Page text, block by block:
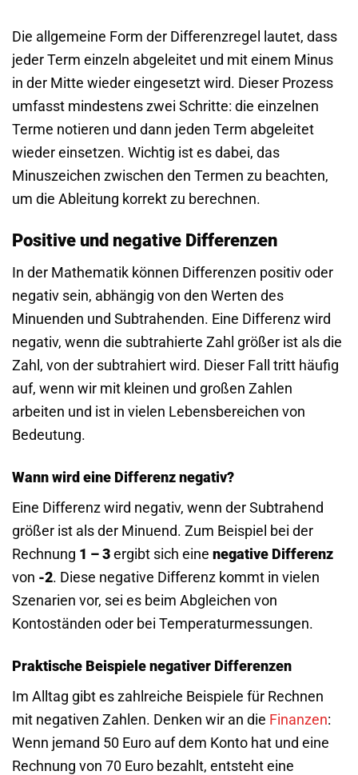
Die allgemeine Form der Differenzregel lautet, dass
jeder Term einzeln abgeleitet und mit einem Minus
in der Mitte wieder eingesetzt wird. Dieser Prozess
umfasst mindestens zwei Schritte: die einzelnen
Terme notieren und dann jeden Term abgeleitet
wieder einsetzen. Wichtig ist es dabei, das
Minuszeichen zwischen den Termen zu beachten,
um die Ableitung korrekt zu berechnen.
Positive und negative Differenzen
In der Mathematik können Differenzen positiv oder
negativ sein, abhängig von den Werten des
Minuenden und Subtrahenden. Eine Differenz wird
negativ, wenn die subtrahierte Zahl größer ist als die
Zahl, von der subtrahiert wird. Dieser Fall tritt häufig
auf, wenn wir mit kleinen und großen Zahlen
arbeiten und ist in vielen Lebensbereichen von
Bedeutung.
Wann wird eine Differenz negativ?
Eine Differenz wird negativ, wenn der Subtrahend
größer ist als der Minuend. Zum Beispiel bei der
Rechnung 1 – 3ergibt sich eine negative Differenz
von -2. Diese negative Differenz kommt in vielen
Szenarien vor, sei es beim Abgleichen von
Kontoständen oder bei Temperaturmessungen.
Praktische Beispiele negativer Differenzen
Im Alltag gibt es zahlreiche Beispiele für Rechnen
mit negativen Zahlen. Denken wir an die Finanzen:
Wenn jemand 50 Euro auf dem Konto hat und eine
Rechnung von 70 Euro bezahlt, entsteht eine